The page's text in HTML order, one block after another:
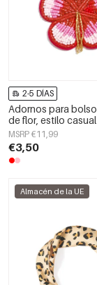
2-5 DÍAS
Adornos para
de flor, estilo
accesorios diarios.
MSRP €11,99
€3,50
Almacén de la UE